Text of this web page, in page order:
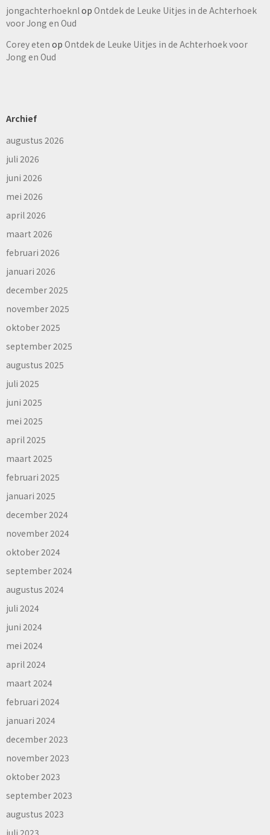
jongachterhoeknlop Ontdek de Leuke Uitjes in de Achterhoek
voor Jong en Oud
Corey eten op Ontdek de Leuke Uitjes in de Achterhoek voor
Jong en Oud
Archief
augustus 2026
juli 2026
juni 2026
mei 2026
april 2026
maart 2026
februari 2026
januari 2026
december 2025
november 2025
oktober 2025
september 2025
augustus 2025
juli 2025
juni 2025
mei 2025
april 2025
maart 2025
februari 2025
januari 2025
december 2024
november 2024
oktober 2024
september 2024
augustus 2024
juli 2024
juni 2024
mei 2024
april 2024
maart 2024
februari 2024
januari 2024
december 2023
november 2023
oktober 2023
september 2023
augustus 2023